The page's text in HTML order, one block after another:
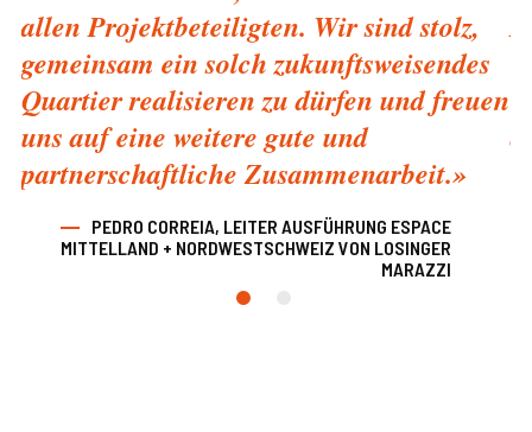
allen Projektbeteiligten. Wir sind stolz,
gemeinsam ein solch zukunftsweisendes
Quartier realisieren zu dürfen und freuen
uns auf eine weitere gute und
partnerschaftliche Zusammenarbeit.»
PEDRO CORREIA, LEITER AUSFÜHRUNG ESPACE
MITTELLAND + NORDWESTSCHWEIZ VON LOSINGER
MARAZZI